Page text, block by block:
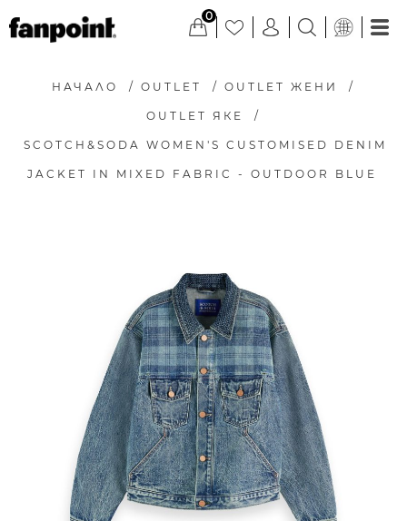
0
НАЧАЛО / OUTLET / OUTLET ЖЕНИ /
OUTLET ЯКЕ /
SCOTCH&SODA WOMEN'S CUSTOMISED DENIM
JACKET IN MIXED FABRIC - OUTDOOR BLUE